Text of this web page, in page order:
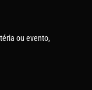
ou evento,